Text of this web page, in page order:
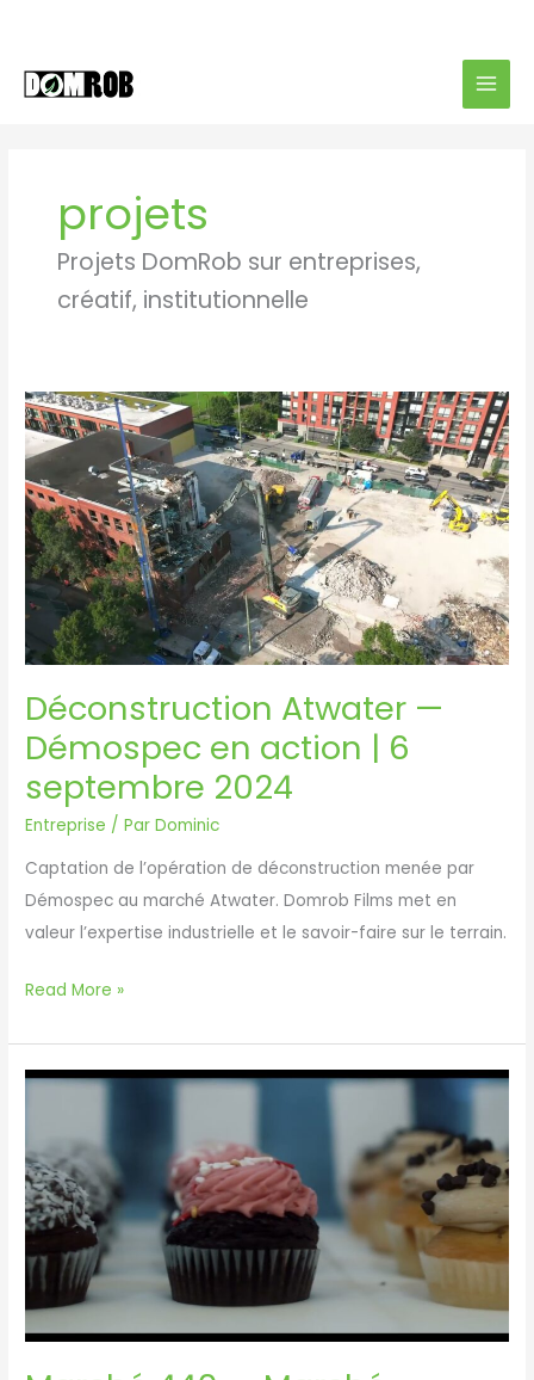
contenu
projets
Projets DomRob sur entreprises,
créatif, institutionnelle
Déconstruction Atwater —
Démospec en action | 6
septembre 2024
Entreprise / ParDominic
Captation de l’opération de déconstruction menée par
Démospec au marché Atwater. Domrob Films met en
valeur l’expertise industrielle et le savoir-faire sur le terrain.
Déconstruction
Démospec
action
|
6
septembre
2024
Read More »